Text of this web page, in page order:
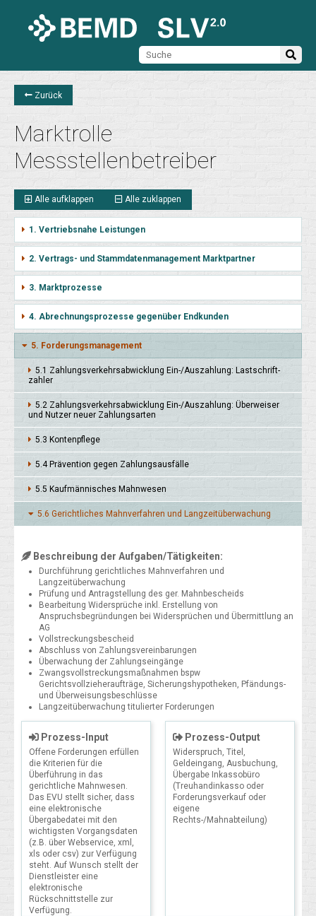
Zurück
Marktrolle
Messstellenbetreiber
Alle aufklappen Alle zuklappen
1. Vertriebsnahe Leistungen
2. Vertrags- und Stammdatenmanagement Marktpartner
3. Marktprozesse
4. Abrechnungsprozesse gegenüber Endkunden
5. Forderungsmanagement
5.1 Zah­lungs­verkehrs­abwick­lung Ein-/Aus­zahlung: Last­schrift­
zahler
5.2 Zah­lungs­verkehrs­abwick­lung Ein-/Aus­zahlung: Über­weiser
und Nut­zer neuer Zahlungs­arten
5.3 Konten­pflege
5.4 Präven­tion gegen Zah­lungs­aus­fälle
5.5 Kauf­männi­sches Mahn­wesen
5.6 Gericht­liches Mahn­verfah­ren und Lang­zeit­über­wachung
Beschreibung der Aufgaben/Tätigkeiten:
Durchführung gerichtliches Mahnverfahren und
Langzeitüberwachung
Prüfung und Antragstellung des ger. Mahnbescheids
Bearbeitung Widersprüche inkl. Erstellung von
Anspruchsbegründungen bei Widersprüchen und Übermittlung an
AG
Vollstreckungsbescheid
Abschluss von Zahlungsvereinbarungen
Überwachung der Zahlungseingänge
Zwangsvollstreckungsmaßnahmen bspw
Gerichtsvollzieheraufträge, Sicherungshypotheken, Pfändungs-
und Überweisungsbeschlüsse
Langzeitüberwachung titulierter Forderungen
Prozess-Input
Offene Forderungen erfüllen
die Kriterien für die
Überführung in das
gerichtliche Mahnwesen.
Das EVU stellt sicher, dass
eine elektronische
Übergabedatei mit den
wichtigsten Vorgangsdaten
(z.B. über Webservice, xml,
xls oder csv) zur Verfügung
steht. Auf Wunsch stellt der
Dienstleister eine
elektronische
Rückschnittstelle zur
Verfügung.
Prozess-Output
Widerspruch, Titel,
Geldeingang, Ausbuchung,
Übergabe Inkassobüro
(Treuhandinkasso oder
Forderungsverkauf oder
eigene
Rechts-/Mahnabteilung)